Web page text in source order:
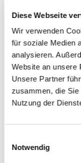
Diese Webseite
Wir verwenden
für soziale Medien
analysieren.
Website an unsere
Unsere Partner
zusammen, die
Nutzung der
Notwendig
Public Health,
Vgl. Pacheco,
Adults" unter:
hygiene/
23.01.2025]
Vgl. Pacheco,
Adults" unter:
hygiene/
a dark side" unter:
healthy/blue-